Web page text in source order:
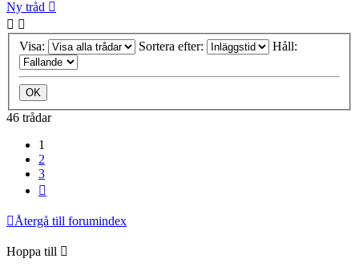
Ny tråd
Visa: Sortera efter: Håll:
46 trådar
1
2
3
Återgå till forumindex
Hoppa till